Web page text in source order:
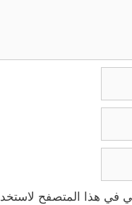
في هذا المتصفح